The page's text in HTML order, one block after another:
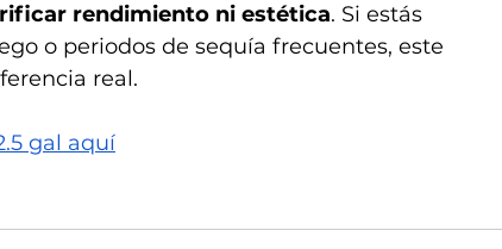
rendimiento ni estética. Si estás
o periodos de sequía frecuentes, este
real.
gal aquí